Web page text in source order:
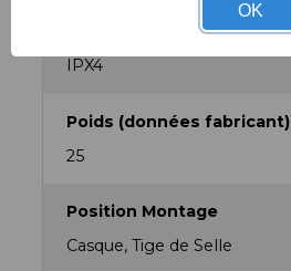
Niveau d'Etanchéité
IPX4
Poids (données fabricant)
25
Position Montage
Casque, Tige de Selle
OK